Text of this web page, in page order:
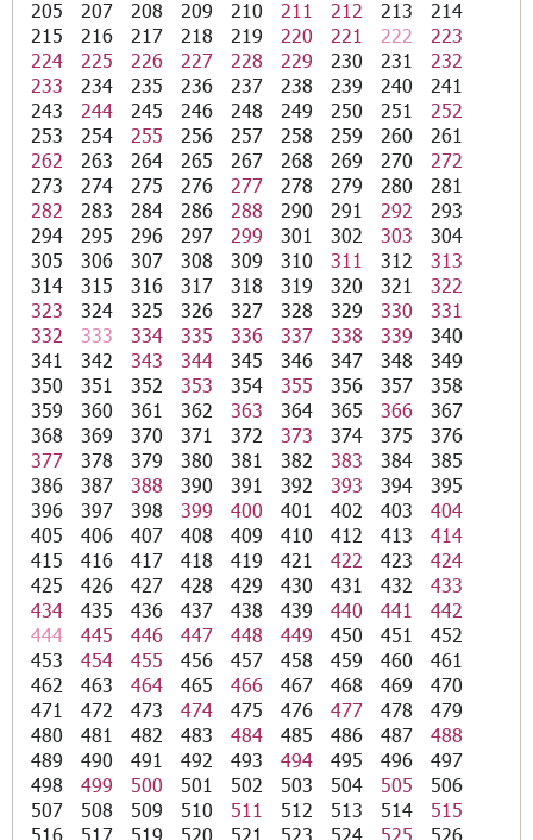
205
207 208 209 210 211 212 213
214
215
216 217 218 219 220 221 222
223
224
225 226 227 228 229 230 231
232
233
234 235 236 237 238 239 240
241
243
244 245 246 248 249 250 251
252
253
254 255 256 257 258 259 260
261
262
263 264 265 267 268 269 270
272
273
274 275 276 277 278 279 280
281
282
283 284 286 288 290 291 292
293
294
295 296 297 299 301 302 303
304
305
306 307 308 309 310 311 312
313
314
315 316 317 318 319 320 321
322
323
324 325 326 327 328 329 330
331
332
333 334 335 336 337 338 339
340
341
342 343 344 345 346 347 348
349
350
351 352 353 354 355 356 357
358
359
360 361 362 363 364 365 366
367
368
369 370 371 372 373 374 375
376
377
378 379 380 381 382 383 384
385
386
387 388 390 391 392 393 394
395
396
397 398 399 400 401 402 403
404
405
406 407 408 409 410 412 413
414
415
416 417 418 419 421 422 423
424
425
426 427 428 429 430 431 432
433
434
435 436 437 438 439 440 441
442
444
445 446 447 448 449 450 451
452
453
454 455 456 457 458 459 460
461
462
463 464 465 466 467 468 469
470
471
472 473 474 475 476 477 478
479
480
481 482 483 484 485 486 487
488
489
490 491 492 493 494 495 496
497
498
499 500 501 502 503 504 505
506
507
508 509 510 511 512 513 514
515
516
517 519 520 521 523 524 525
526